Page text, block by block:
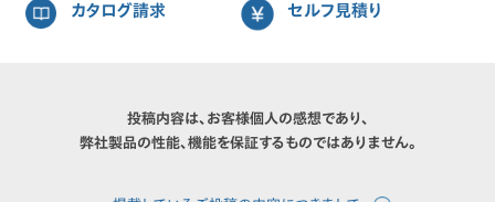
カタログ請求 セルフ見積り
投稿内容は、お客様個人の感想であり、
弊社製品の性能、機能を保証するものではありません。